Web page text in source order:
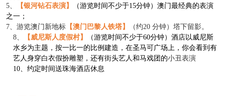
5、 【银河钻石表演】 （游览时间不少于15分钟）澳门最经典的表演
之一；
7、游览澳门新地标 【澳门巴黎人铁塔】 （约20 分钟）塔下留影。
8、 【威尼斯人度假村】 （游览时间不少于60分钟）酒店以威尼斯
水乡为主题，按一比一的比例建造，在圣马可广场上，你会看到有
艺人身穿白衣假扮雕塑，还有街头艺人和马戏团的小丑表演
10、约定时间送珠海酒店休息